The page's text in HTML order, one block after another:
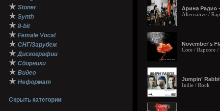
★ Stoner
★ Synth
★ 8-bit
★ Female Vocal
★ СНГ/Зарубеж
★ Дискографии
★ Сборники
★ Видео
★ Неформат
Скрыть категории
Арина Радио
Alternative /
November's
Core / Rapcore
Jumpin'
Indie / Rock